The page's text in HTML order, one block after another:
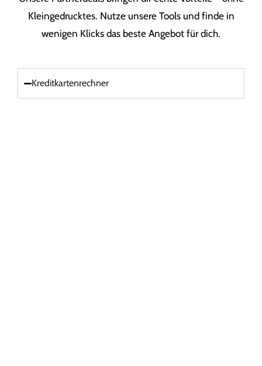
Kleingedrucktes. Nutze unsere Tools und finde in
wenigen Klicks das beste Angebot für dich.
Kreditkartenrechner